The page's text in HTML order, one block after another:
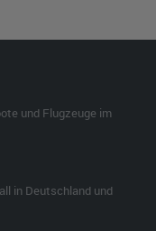
und Flugzeuge im
in Deutschland und